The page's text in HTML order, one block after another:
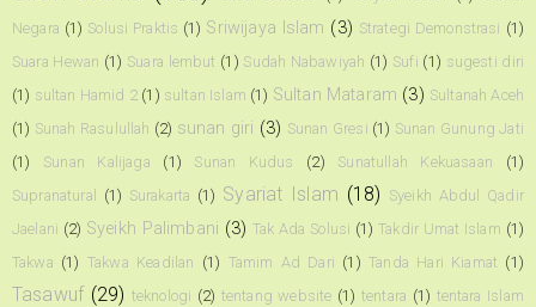
Negara (1) Solusi Praktis (1) Sriwijaya Islam (3) Strategi Demonstrasi (1)
Suara Hewan (1) Suara lembut (1) Sudah Nabawiyah (1) Sufi (1) sugesti diri
(1) sultan Hamid 2 (1) sultan Islam (1) Sultan Mataram (3) Sultanah Aceh
(1) Sunah Rasulullah (2) sunan giri (3) Sunan Gresi (1) Sunan Gunung Jati
(1)
Sunan Kalijaga (1) Sunan Kudus (2) Sunatullah Kekuasaan
(1)
Supranatural
(1) Surakarta (1) Syariat Islam (18) Syeikh Abdul Qadir
Jaelani (2) Syeikh Palimbani (3) Tak Ada Solusi (1) Takdir Umat Islam (1)
Takwa (1) Takwa Keadilan (1) Tamim Ad Dari (1) Tanda Hari Kiamat (1)
Tasawuf (29) teknologi (2) tentang website (1) tentara (1) tentara Islam